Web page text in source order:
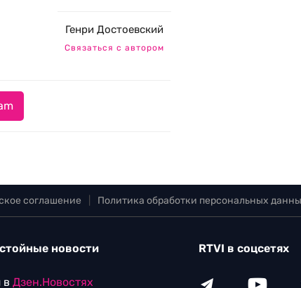
Генри Достоевский
Связаться с автором
соглашение Политика обработки персональных
новости
Дзен.Новостях
RTVI в соцсетях